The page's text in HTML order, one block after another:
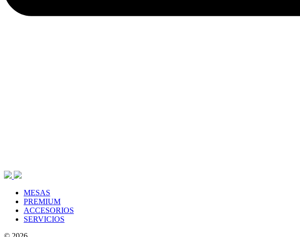
MESAS
PREMIUM
ACCESORIOS
SERVICIOS